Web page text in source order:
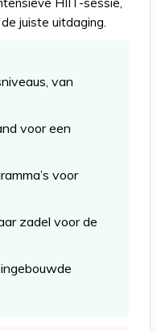
HIIT-sessie,
juiste uitdaging.
van
voor een
voor
zadel voor de